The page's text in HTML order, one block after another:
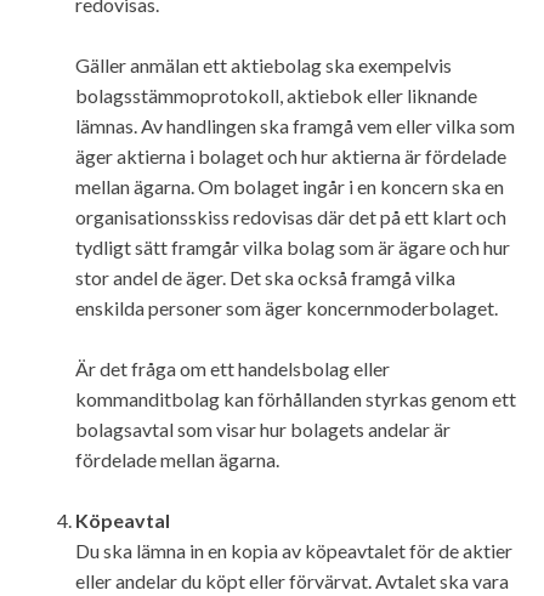
Gäller anmälan ett aktiebolag ska exempelvis
bolagsstämmoprotokoll, aktiebok eller liknande
lämnas. Av handlingen ska framgå vem eller vilka som
äger aktierna i bolaget och hur aktierna är fördelade
mellan ägarna. Om bolaget ingår i en koncern ska en
organisationsskiss redovisas där det på ett klart och
tydligt sätt framgår vilka bolag som är ägare och hur
stor andel de äger. Det ska också framgå vilka
enskilda personer som äger koncernmoderbolaget.
Är det fråga om ett handelsbolag eller
kommanditbolag kan förhållanden styrkas genom ett
bolagsavtal som visar hur bolagets andelar är
fördelade mellan ägarna.
Köpeavtal
Du ska lämna in en kopia av köpeavtalet för de aktier
eller andelar du köpt eller förvärvat. Avtalet ska vara